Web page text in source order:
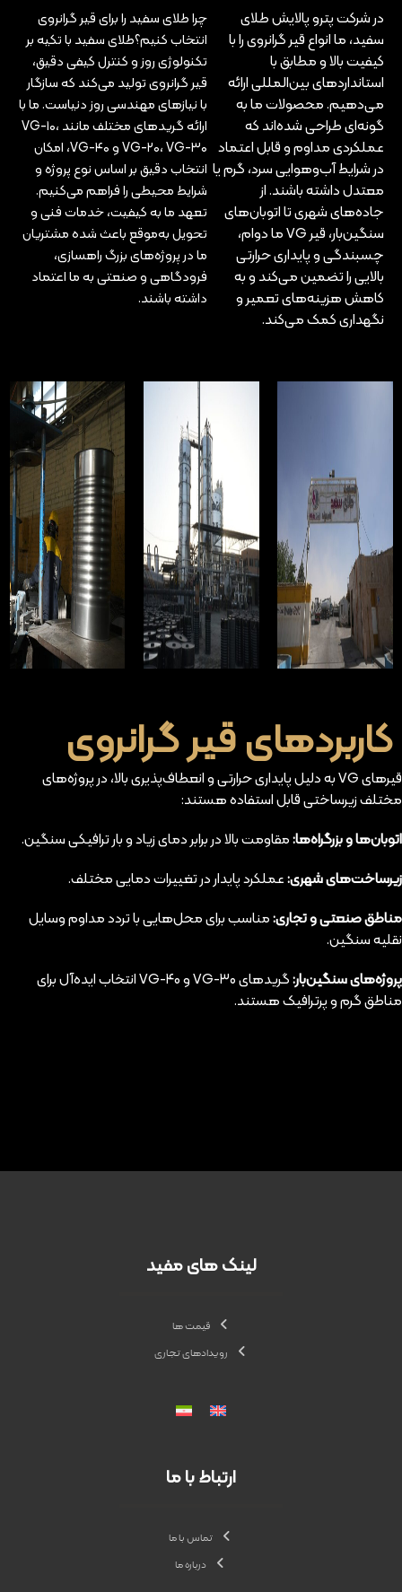
در شرکت پترو پالایش طلای
سفید، ما انواع قیر گرانروی را با
کیفیت بالا و مطابق با
استانداردهای بین‌المللی ارائه
می‌دهیم. محصولات ما به
گونه‌ای طراحی شده‌اند که
عملکردی مداوم و قابل اعتماد
در شرایط آب‌وهوایی سرد، گرم یا
معتدل داشته باشند. از
جاده‌های شهری تا اتوبان‌های
سنگین‌بار، قیر VG ما دوام،
چسبندگی و پایداری حرارتی
بالایی را تضمین می‌کند و به
کاهش هزینه‌های تعمیر و
نگهداری کمک می‌کند.
چرا طلای سفید را برای قیر گرانروی
انتخاب کنیم؟طلای سفید با تکیه بر
تکنولوژی روز و کنترل کیفی دقیق،
قیر گرانروی تولید می‌کند که سازگار
با نیازهای مهندسی روز دنیاست. ما با
ارائه گریدهای مختلف مانند VG-۱۰،
VG-۲۰، VG-۳۰ و VG-۴۰، امکان
انتخاب دقیق بر اساس نوع پروژه و
شرایط محیطی را فراهم می‌کنیم.
تعهد ما به کیفیت، خدمات فنی و
تحویل به‌موقع باعث شده مشتریان
ما در پروژه‌های بزرگ راهسازی،
فرودگاهی و صنعتی به ما اعتماد
داشته باشند.
کاربردهای قیر گرانروی
قیرهای VG به دلیل پایداری حرارتی و انعطاف‌پذیری بالا، در پروژه‌های
مختلف زیرساختی قابل استفاده هستند:
اتوبان‌ها و بزرگراه‌ها:مقاومت بالا در برابر دمای زیاد و بار ترافیکی سنگین.
زیرساخت‌های شهری:عملکرد پایدار در تغییرات دمایی مختلف.
مناطق صنعتی و تجاری:مناسب برای محل‌هایی با تردد مداوم وسایل
نقلیه سنگین.
پروژه‌های سنگین‌بار:
گریدهای VG-۳۰ و VG-۴۰ انتخاب ایده‌آل برای
مناطق گرم و پرترافیک هستند.
لینک های مفید
قیمت ها
رویدادهای تجاری
ارتباط با ما
تماس با ما
درباره ما